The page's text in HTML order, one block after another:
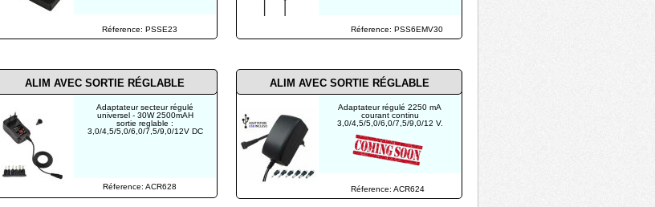
Adaptateur régulé 2250 mA
courant continu
3,0/4,5/5,0/6,0/7,5/9,0/12 V.
ALIM AVEC SORTIE RÉGLABLE
Réference: ACR624
Réference: PSS6EMV30
Réference: PSSE23
Réference: ACR628
Adaptateur secteur régulé
universel - 30W 2500mAH
sortie reglable :
3,0/4,5/5,0/6,0/7,5/9,0/12V DC
ALIM AVEC SORTIE RÉGLABLE